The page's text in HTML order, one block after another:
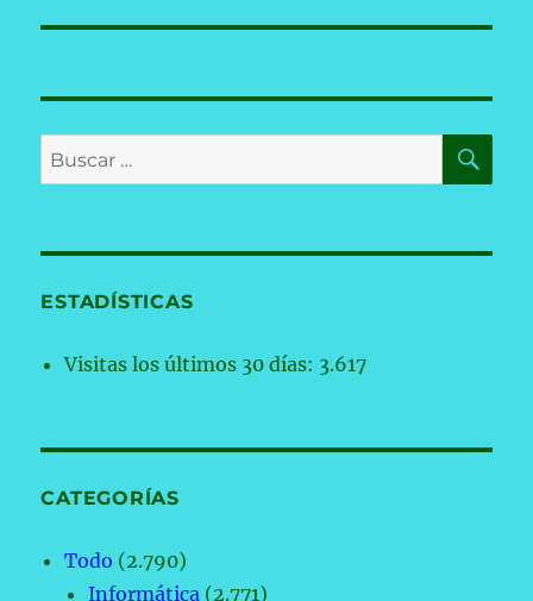
Buscar
por:
ESTADÍSTICAS
Visitas los últimos 30 días: 3.617
CATEGORÍAS
Todo (2.790)
Informática (2.771)